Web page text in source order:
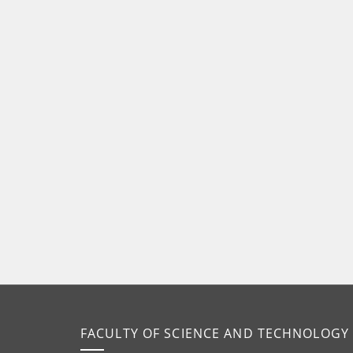
FACULTY OF SCIENCE AND TECHNOLOGY